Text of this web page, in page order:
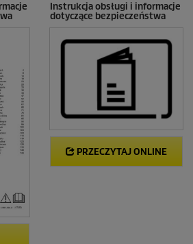
Instrukcja obsługi i informacje
dotyczące bezpieczeństwa
PRZECZYTAJ ONLINE